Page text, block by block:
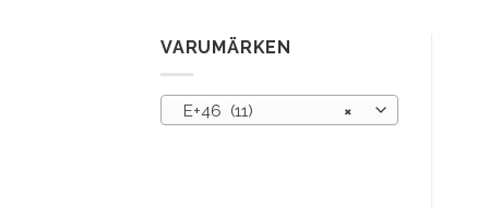
VARUMÄRKEN
×
E+46 (11)